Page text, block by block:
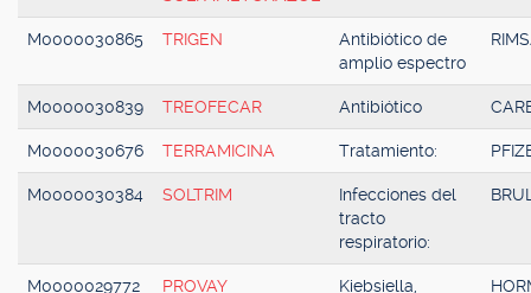
M0000030865 TRIGEN
Antibiótico de
amplio espectro
M0000030839 TREOFECAR Antibiótico
M0000030676 TERRAMICINA Tratamiento:
M0000030384 SOLTRIM
Infecciones del
tracto
respiratorio:
M0000029772 PROVAY
Kiebsiella,